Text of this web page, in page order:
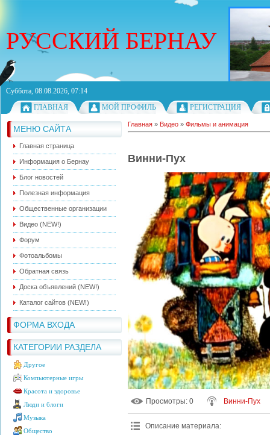
РУССКИЙ БЕРНАУ
Суббота, 08.08.2026, 07:14
ГЛАВНАЯ
МОЙ ПРОФИЛЬ РЕГИСТРАЦИЯ
МЕНЮ САЙТА
Главная страница
Информация о Бернау
Блог новостей
Полезная информация
Общественные организации
Видео (NEW!)
Форум
Фотоальбомы
Обратная связь
Доска объявлений (NEW!)
Каталог сайтов (NEW!)
ФОРМА ВХОДА
КАТЕГОРИИ РАЗДЕЛА
Другое
Компьютерные игры
Красота и здоровье
Люди и блоги
Музыка
Общество
Главная » Видео » Фильмы и анимация
Винни-Пух
Просмотры: 0 Винни-Пух
Описание материала: